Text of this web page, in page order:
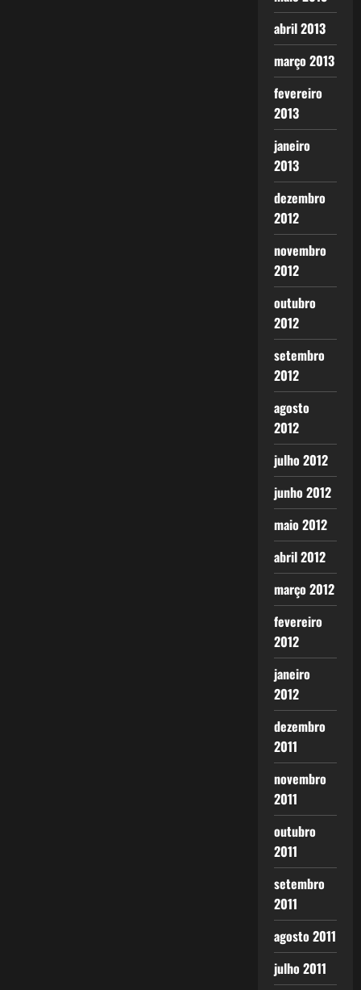
abril 2013
março 2013
fevereiro
2013
janeiro
2013
dezembro
2012
novembro
2012
outubro
2012
setembro
2012
agosto
2012
julho 2012
junho 2012
maio 2012
abril 2012
março 2012
fevereiro
2012
janeiro
2012
dezembro
2011
novembro
2011
outubro
2011
setembro
2011
agosto 2011
julho 2011